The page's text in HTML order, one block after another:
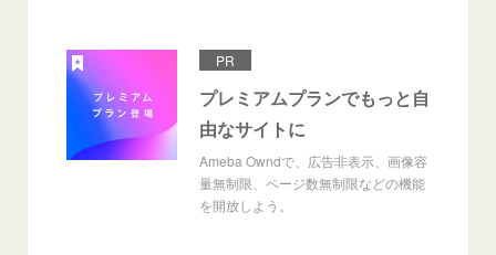
PR
プレミアムプランでもっと自
由なサイトに
Ameba Owndで、広告非表示、画像容
量無制限、ページ数無制限などの機能
を開放しよう。